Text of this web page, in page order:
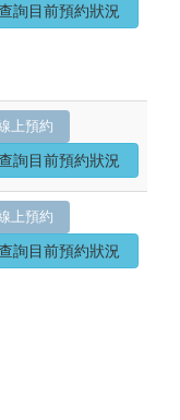
詢目前預約狀況
上預約
詢目前預約狀況
上預約
詢目前預約狀況